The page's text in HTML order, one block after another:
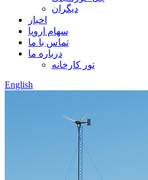
دیگران
اخبار
سهام اروپا
تماس با ما
درباره ما
تور کارخانه
English